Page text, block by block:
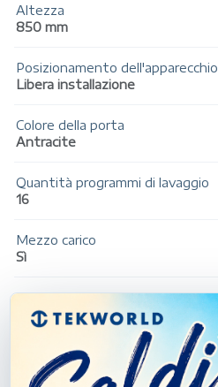
Altezza
850 mm
Posizionamento dell'apparecchio
Libera installazione
Colore della porta
Antracite
Quantità programmi di lavaggio
16
Mezzo carico
Sì
Sistema di sicurezza Aquastop
No
Consumi (modalità spento)
0,5 W